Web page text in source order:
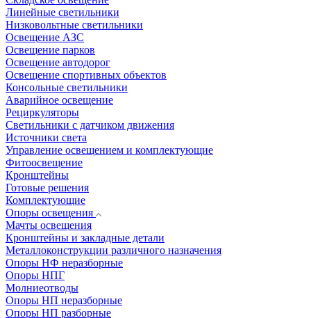
Линейные светильники
Низковольтные светильники
Освещение АЗС
Освещение парков
Освещение автодорог
Освещение спортивных объектов
Консольные светильники
Аварийное освещение
Рециркуляторы
Светильники с датчиком движения
Источники света
Управление освещением и комплектующие
Фитоосвещение
Кронштейны
Готовые решения
Комплектующие
Опоры освещения
Мачты освещения
Кронштейны и закладные детали
Металлоконструкции различного назначения
Опоры НФ неразборные
Опоры НПГ
Молниеотводы
Опоры НП неразборные
Опоры НП разборные